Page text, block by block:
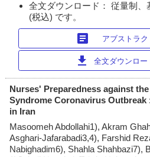
全文ダウンロード： 従量制、
(税込) です。
article アブストラ
download 全文ダウンロー
Nurses' Preparedness against
Syndrome Coronavirus Outbreak
in Iran
Masoomeh Abdollahi1), Akram
Asghari-Jafarabadi3,4), Farshid
Nabighadim6), Shahla Shahbazi7),